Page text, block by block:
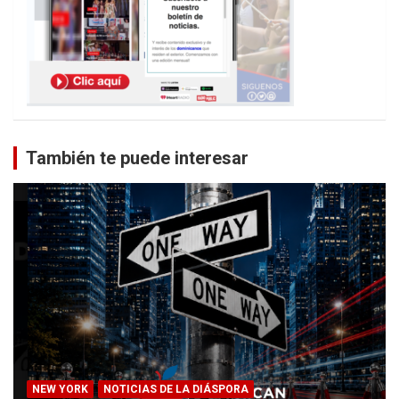
También te puede interesar
NEW YORK NOTICIAS DE LA DIÁSPORA